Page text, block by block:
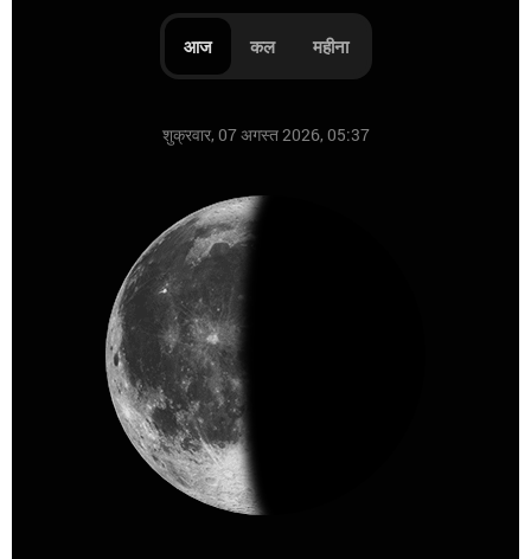
आज कल महीना
शुक्रवार, 07 अगस्त 2026, 05:37